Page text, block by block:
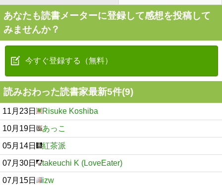
あなたも読書メーターに登録して感想を投稿して
みませんか？
今すぐ登録する（無料）
読みおわった読書家最新5件(9)
11月23日 Risuke Koshiba
10月19日 あっこ
05月14日 紅茶派
07月30日 takeuchi K (LoveEater)
07月15日 izw